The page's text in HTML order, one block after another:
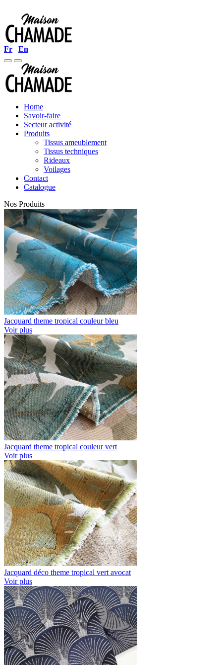
Fr En
Home
Savoir-faire
Secteur activité
Produits
Tissus ameublement
Tissus techniques
Rideaux
Voilages
Contact
Catalogue
Nos Produits
Jacquard theme tropical couleur bleu
Voir plus
Jacquard theme tropical couleur vert
Voir plus
Jacquard déco theme tropical vert avocat
Voir plus